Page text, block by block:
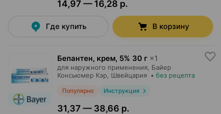
14,97 — 16,28 р.
Где купить В корзину
Бепантен, крем, 5% 30 г ×1
для наружного применения, Байер
Консьюмер Кэр , Швейцария • без рецепта
Популярно Инструкция
31,37 — 38,66 р.